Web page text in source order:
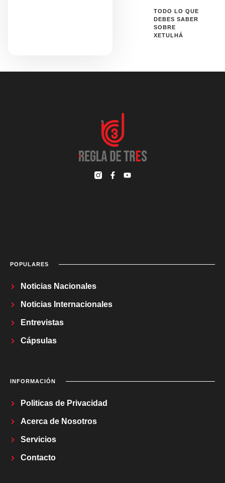
TODO LO QUE
DEBES SABER
SOBRE
XETULHÁ
POPULARES
Noticias Nacionales
Noticias Internacionales
Entrevistas
Cápsulas
INFORMACIÓN
Politicas de Privacidad
Acerca de Nosotros
Servicios
Contacto